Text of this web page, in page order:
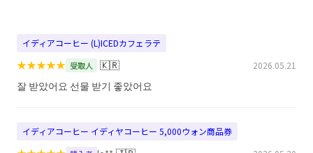
イディアコーヒー (L)ICEDカフェラテ
★★★★★ 受取人 🇰🇷 2026.05.21
잘 받았어요 선물 받기 좋았어요
イディアコーヒー イディヤコーヒー 5,000ウォン商品券